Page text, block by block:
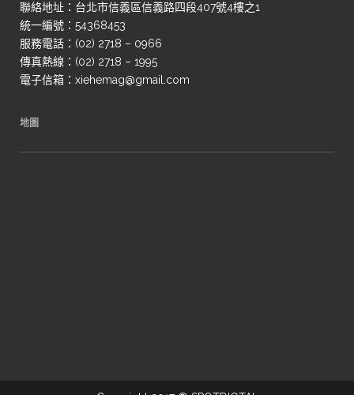
聯絡地址：台北市信義區信義路四段407號4樓之1
統一編號：54368453
服務電話：(02) 2718 – 0966
傳真熱線：(02) 2718 – 1995
電子信箱：xiehemag@gmail.com
地圖